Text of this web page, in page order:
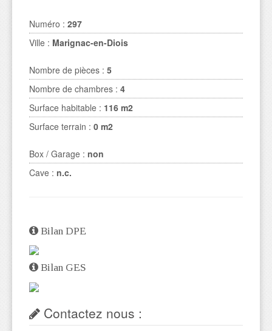
Numéro : 297
Ville : Marignac-en-Diois
Nombre de pièces : 5
Nombre de chambres : 4
Surface habitable : 116 m2
Surface terrain : 0 m2
Box / Garage : non
Cave : n.c.
Bilan DPE
Bilan GES
Contactez nous :